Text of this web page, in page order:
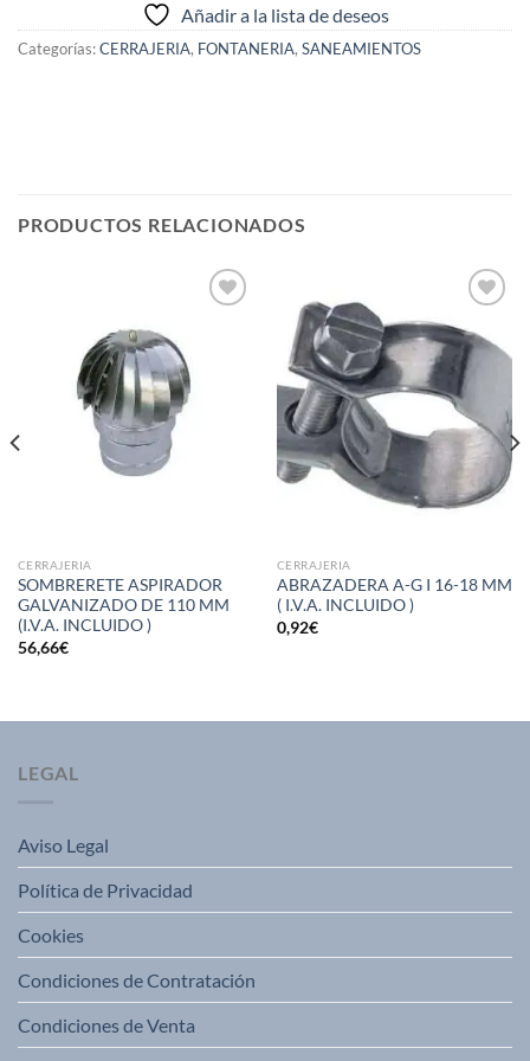
Añadir a la lista de deseos
Categorías:CERRAJERIA, FONTANERIA, SANEAMIENTOS
PRODUCTOS RELACIONADOS
CERRAJERIA
SOMBRERETE ASPIRADOR
GALVANIZADO DE 110 MM
(I.V.A. INCLUIDO )
56,66€
a la
lista de
deseos
CERRAJERIA
ABRAZADERA A-G I 16-18 MM
( I.V.A. INCLUIDO )
0,92€
LEGAL
Aviso Legal
Política de Privacidad
Cookies
Condiciones de Contratación
Condiciones de Venta